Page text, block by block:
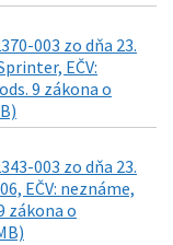
003 zo dňa 23.
EČV:
9 zákona o
003 zo dňa 23.
EČV: neznáme,
zákona o